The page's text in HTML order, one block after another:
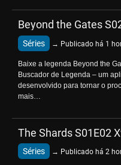
Beyond the Gates
Séries → Publicado há 1
Baixe a legenda Beyond the
Buscador de Legenda – um
desenvolvido para tornar o
mais…
The Shards S01E02
Séries → Publicado há 2